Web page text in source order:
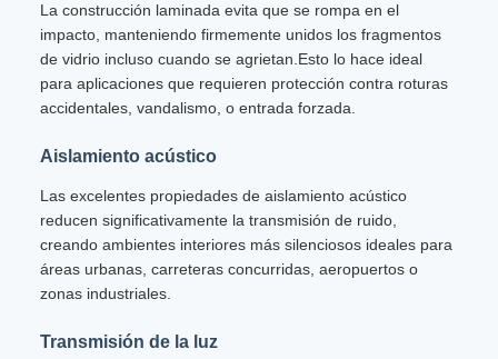
La construcción laminada evita que se rompa en el
impacto, manteniendo firmemente unidos los fragmentos
de vidrio incluso cuando se agrietan.Esto lo hace ideal
para aplicaciones que requieren protección contra roturas
accidentales, vandalismo, o entrada forzada.
Aislamiento acústico
Las excelentes propiedades de aislamiento acústico
reducen significativamente la transmisión de ruido,
creando ambientes interiores más silenciosos ideales para
áreas urbanas, carreteras concurridas, aeropuertos o
zonas industriales.
Transmisión de la luz